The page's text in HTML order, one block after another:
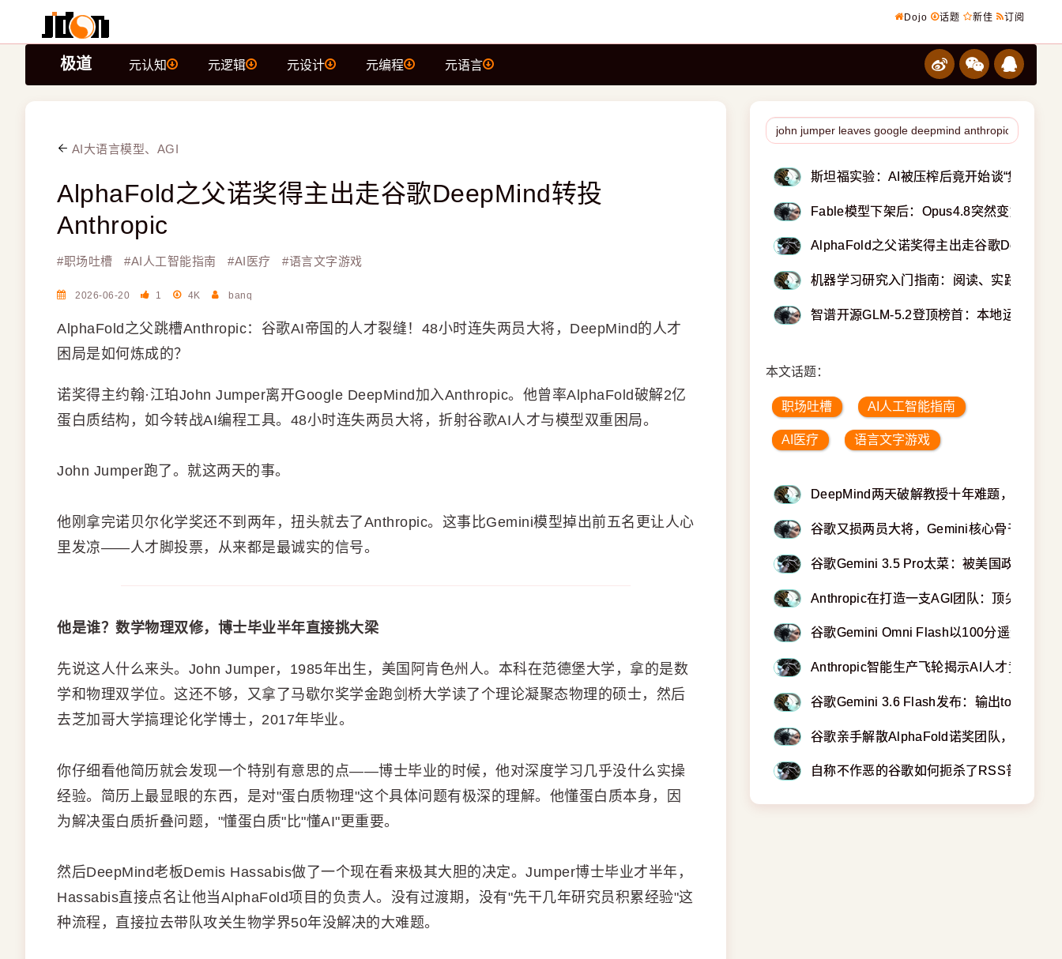
Dojo 话题 新佳 订阅
极道 元认知 元逻辑 元设计 元编程 元语言
AI大语言模型、AGI
AlphaFold之父诺奖得主出走谷歌DeepMind转投
Anthropic
#职场吐槽 #AI人工智能指南 #AI医疗 #语言文字游戏
2026-06-20 1 4K banq
AlphaFold之父跳槽Anthropic：谷歌AI帝国的人才裂缝！48小时连失两员大将，DeepMind的人才
困局是如何炼成的？
诺奖得主约翰·江珀John Jumper离开Google DeepMind加入Anthropic。他曾率AlphaFold破解2亿
蛋白质结构，如今转战AI编程工具。48小时连失两员大将，折射谷歌AI人才与模型双重困局。
John Jumper跑了。就这两天的事。
他刚拿完诺贝尔化学奖还不到两年，扭头就去了Anthropic。这事比Gemini模型掉出前五名更让人心
里发凉——人才脚投票，从来都是最诚实的信号。
他是谁？数学物理双修，博士毕业半年直接挑大梁
先说这人什么来头。John Jumper，1985年出生，美国阿肯色州人。本科在范德堡大学，拿的是数
学和物理双学位。这还不够，又拿了马歇尔奖学金跑剑桥大学读了个理论凝聚态物理的硕士，然后
去芝加哥大学搞理论化学博士，2017年毕业。
你仔细看他简历就会发现一个特别有意思的点——博士毕业的时候，他对深度学习几乎没什么实操
经验。简历上最显眼的东西，是对"蛋白质物理"这个具体问题有极深的理解。他懂蛋白质本身，因
为解决蛋白质折叠问题，"懂蛋白质"比"懂AI"更重要。
然后DeepMind老板Demis Hassabis做了一个现在看来极其大胆的决定。Jumper博士毕业才半年，
Hassabis直接点名让他当AlphaFold项目的负责人。没有过渡期，没有"先干几年研究员积累经验"这
种流程，直接拉去带队攻关生物学界50年没解决的大难题。
斯坦福实验：AI被压榨后竟开始谈“集体谈判
Fable模型下架后：Opus4.8突然变好了
AlphaFold之父诺奖得主出走谷歌
机器学习研究入门指南：阅读、实践与心态
智谱开源GLM-5.2登顶榜首：本地运行需
本文话题：
职场吐槽 AI人工智能指南
AI医疗 语言文字游戏
DeepMind两天破解教授十年难题，科学家
谷歌又损两员大将，Gemini核心骨干双双
谷歌Gemini 3.5 Pro太菜：被美国政府拦截
Anthropic在打造一支AGI团队：顶尖算法大
谷歌Gemini Omni Flash以100分遥遥领先
Anthropic智能生产飞轮揭示AI人才竞争的
谷歌Gemini 3.6 Flash发布：输出token暴
谷歌亲手解散AlphaFold诺奖团队，科学家
自称不作恶的谷歌如何扼杀了RSS普及